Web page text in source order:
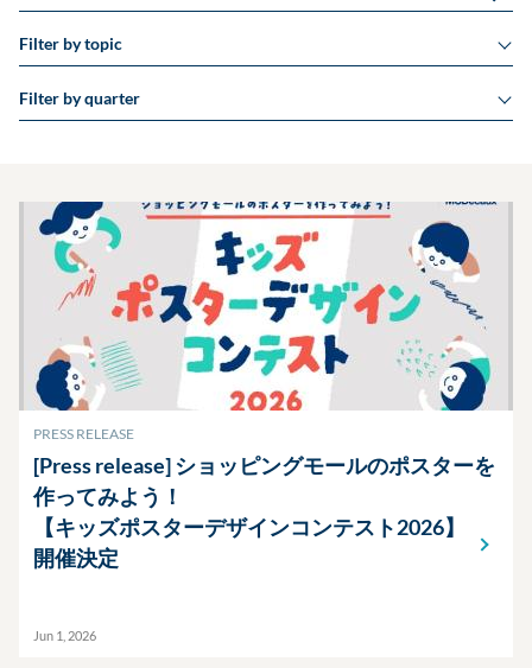
Filter by topic
Filter by quarter
PRESS RELEASE
[Press release] ショッピングモールのポスターを
作ってみよう！
【キッズポスターデザインコンテスト2026】
開催決定
Jun 1, 2026